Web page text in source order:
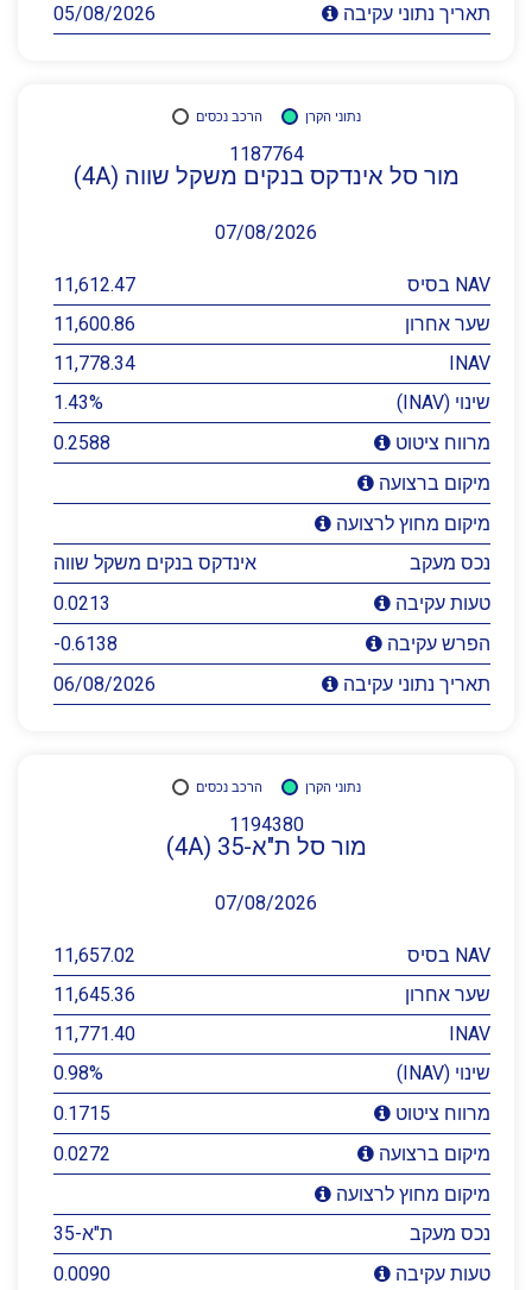
תאריך נתוני עקיבה
05/08/2026
נתוני הקרן הרכב נכסים
1187764
מור סל אינדקס בנקים משקל שווה (4A)
07/08/2026
NAV בסיס
11,612.47
שער אחרון
11,600.86
INAV
11,778.34
שינוי (INAV)
1.43%
מרווח ציטוט
0.2588
מיקום ברצועה
מיקום מחוץ לרצועה
נכס מעקב
אינדקס בנקים משקל שווה
טעות עקיבה
0.0213
הפרש עקיבה
-0.6138
תאריך נתוני עקיבה
06/08/2026
נתוני הקרן הרכב נכסים
1194380
מור סל ת"א-35 (4A)
07/08/2026
NAV בסיס
11,657.02
שער אחרון
11,645.36
INAV
11,771.40
שינוי (INAV)
0.98%
מרווח ציטוט
0.1715
מיקום ברצועה
0.0272
מיקום מחוץ לרצועה
נכס מעקב
ת"א-35
טעות עקיבה
0.0090